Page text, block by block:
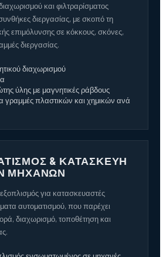
και φιλτραρίσματος
διεργασίας, με σκοπό τη
επιμόλυνσης σε κόκκους, σκόνες,
διεργασίας.
διαχωρισμού
ύλης με μαγνητικές ράβδους
γραμμές πλαστικών και χημικών ανά
& ΚΑΤΑΣΚΕΥΉ
ΜΗΧΑΝΏΝ
για κατασκευαστές
αυτοματισμού, που παρέχει
διαχωρισμό, τοποθέτηση και